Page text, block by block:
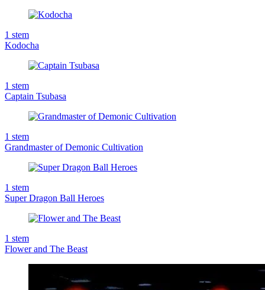
1 stem
Kodocha
1 stem
Captain Tsubasa
1 stem
Grandmaster of Demonic Cultivation
1 stem
Super Dragon Ball Heroes
1 stem
Flower and The Beast